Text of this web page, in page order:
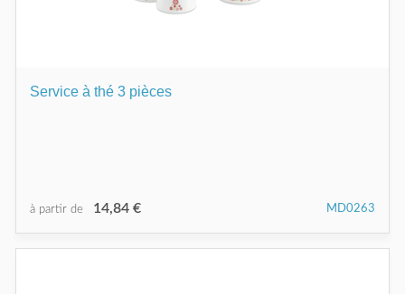
Service à thé 3 pièces
à partir de 14,84 € MD0263